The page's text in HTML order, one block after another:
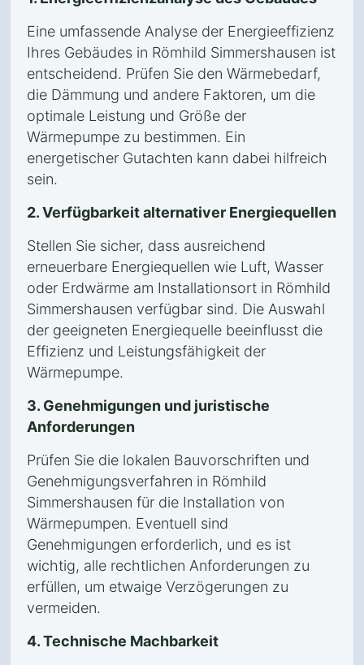
Eine umfassende Analyse der Energieeffizienz
Ihres Gebäudes in Römhild Simmershausen ist
entscheidend. Prüfen Sie den Wärmebedarf,
die Dämmung und andere Faktoren, um die
optimale Leistung und Größe der
Wärmepumpe zu bestimmen. Ein
energetischer Gutachten kann dabei hilfreich
sein.
2. Verfügbarkeit alternativer Energiequellen
Stellen Sie sicher, dass ausreichend
erneuerbare Energiequellen wie Luft, Wasser
oder Erdwärme am Installationsort in Römhild
Simmershausen verfügbar sind. Die Auswahl
der geeigneten Energiequelle beeinflusst die
Effizienz und Leistungsfähigkeit der
Wärmepumpe.
3. Genehmigungen und juristische
Anforderungen
Prüfen Sie die lokalen Bauvorschriften und
Genehmigungsverfahren in Römhild
Simmershausen für die Installation von
Wärmepumpen. Eventuell sind
Genehmigungen erforderlich, und es ist
wichtig, alle rechtlichen Anforderungen zu
erfüllen, um etwaige Verzögerungen zu
vermeiden.
4. Technische Machbarkeit